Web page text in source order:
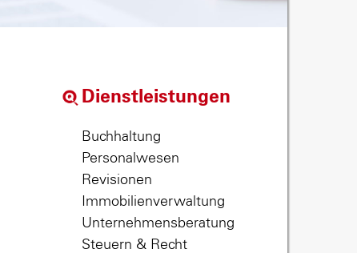
Dienstleistungen
Buchhaltung
Personalwesen
Revisionen
Immobilienverwaltung
Unternehmensberatung
Steuern & Recht